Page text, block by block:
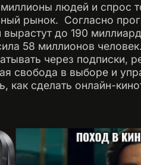
людей и спрос
рынок. ‍ Согласно
до 190
58 миллионов
через подписки,
свобода в выборе и
как сделать онлайн-